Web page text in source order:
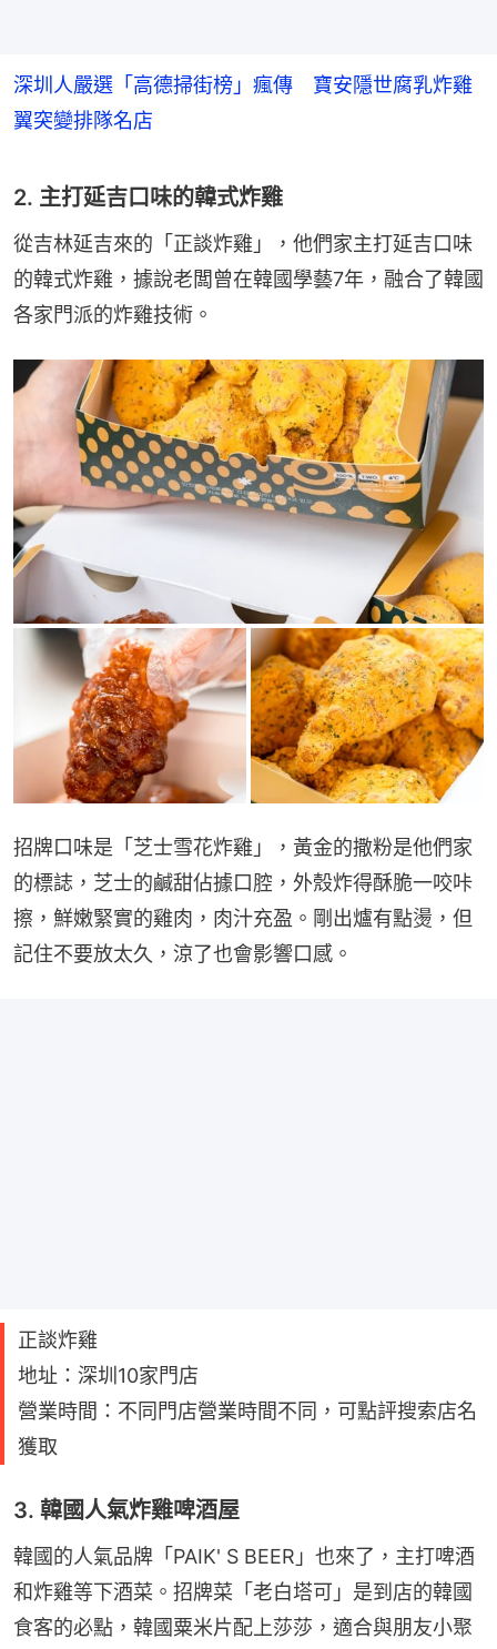
深圳人嚴選「高德掃街榜」瘋傳 寶安隱世腐乳炸雞
翼突變排隊名店
2. 主打延吉口味的韓式炸雞
從吉林延吉來的「正談炸雞」，他們家主打延吉口味
的韓式炸雞，據說老闆曾在韓國學藝7年，融合了韓國
各家門派的炸雞技術。
招牌口味是「芝士雪花炸雞」，黃金的撒粉是他們家
的標誌，芝士的鹹甜佔據口腔，外殼炸得酥脆一咬咔
擦，鮮嫩緊實的雞肉，肉汁充盈。剛出爐有點燙，但
記住不要放太久，涼了也會影響口感。
正談炸雞
地址：深圳10家門店
營業時間：不同門店營業時間不同，可點評搜索店名
獲取
3. 韓國人氣炸雞啤酒屋
韓國的人氣品牌「PAIK' S BEER」也來了，主打啤酒
和炸雞等下酒菜。招牌菜「老白塔可」是到店的韓國
食客的必點，韓國粟米片配上莎莎，適合與朋友小聚